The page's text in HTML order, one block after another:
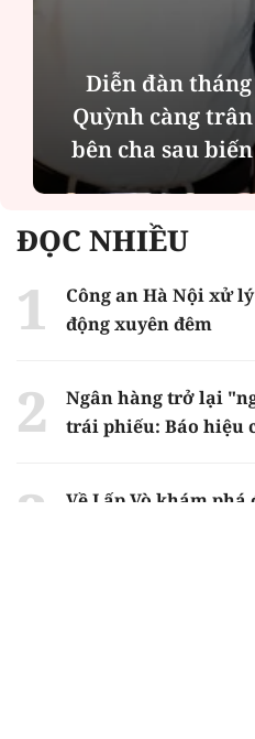
Diễn đàn tháng
Quỳnh càng
bên cha sau
ĐỌC NHIỀU
Công an Hà Nội xử
động xuyên đêm
Ngân hàng trở lại
trái phiếu: Báo hiệu
Về Lấp Vò khám